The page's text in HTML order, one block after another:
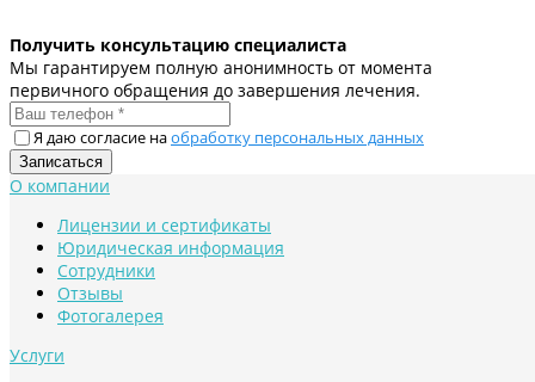
Получить консультацию специалиста
Мы гарантируем полную анонимность от момента
первичного обращения до завершения лечения.
Я даю согласие наобработку персональных данных
О компании
Лицензии и сертификаты
Юридическая информация
Сотрудники
Отзывы
Фотогалерея
Услуги